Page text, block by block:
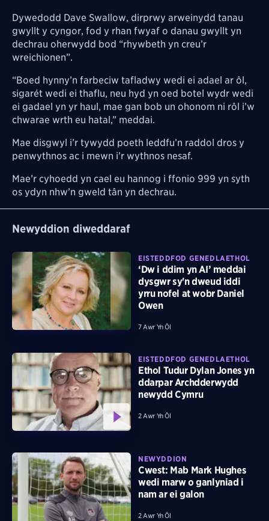
Dywedodd Dave Swallow, dirprwy arweinydd tanau
gwyllt y cyngor, fod y rhan fwyaf o danau gwyllt yn
dechrau oherwydd bod “rhywbeth yn creu’r
wreichionen”.
“Boed hynny’n farbeciw tafladwy wedi ei adael ar ôl,
sigarét wedi ei thaflu, neu hyd yn oed botel wydr wedi
ei gadael yn yr haul, mae gan bob un ohonom ni rôl i’w
chwarae wrth eu hatal,” meddai.
Mae disgwyl i’r tywydd poeth leddfu’n raddol dros y
penwythnos ac i mewn i’r wythnos nesaf.
Mae’r cyhoedd yn cael eu hannog i ffonio 999 yn syth
os ydyn nhw’n gweld tân yn dechrau.
Newyddion diweddaraf
EISTEDDFOD GENEDLAETHOL
‘Dw i ddim yn AI’ meddai
dysgwr sy'n dweud iddi
yrru nofel at wobr Daniel
Owen
7 Awr Yn Ôl
EISTEDDFOD GENEDLAETHOL
Ethol Tudur Dylan Jones yn
ddarpar Archdderwydd
newydd Cymru
2 Awr Yn Ôl
NEWYDDION
Cwest: Mab Mark Hughes
wedi marw o ganlyniad i
nam ar ei galon
2 Awr Yn Ôl